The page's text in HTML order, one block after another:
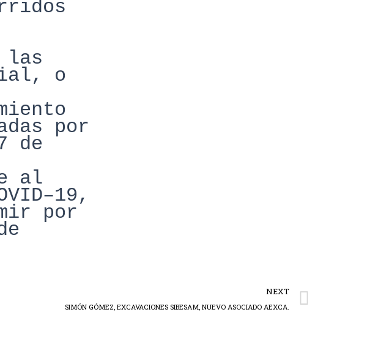
las
o
por
de
al
–19,
por
NEXT
SIMÓN GÓMEZ, EXCAVACIONES SIBESAM, NUEVO ASOCIADO AEXCA.